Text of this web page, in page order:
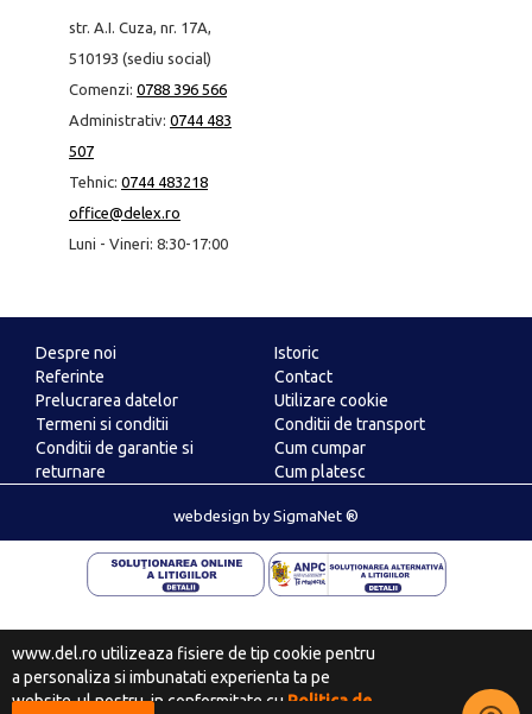
str. A.I. Cuza, nr. 17A,
510193 (sediu social)
Comenzi: 0788 396 566
Administrativ: 0744 483
507
Tehnic: 0744 483218
office@delex.ro
Luni - Vineri: 8:30-17:00
Despre noi
Istoric
Referinte
Contact
Prelucrarea datelor
Utilizare cookie
Termeni si conditii
Conditii de transport
Conditii de garantie si
returnare
Cum cumpar
Cum platesc
webdesign by SigmaNet ®
www.del.ro utilizeaza fisiere de tip cookie pentru
a personaliza si imbunatati experienta ta pe
website-ul nostru, in conformitate cu Politica de